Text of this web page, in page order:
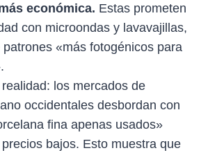
económica. Estas prometen
con microondas y lavavajillas,
«más fotogénicos para
los mercados de
occidentales desbordan con
fina apenas usados»
bajos. Esto muestra que